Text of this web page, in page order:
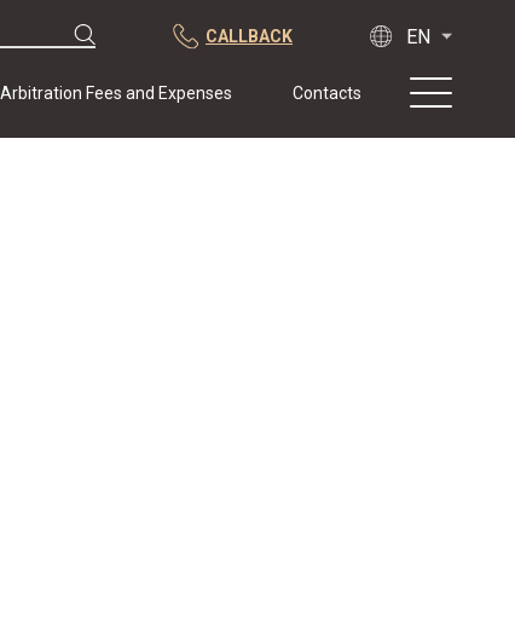
CALLBACK
Fees and Expenses Contacts